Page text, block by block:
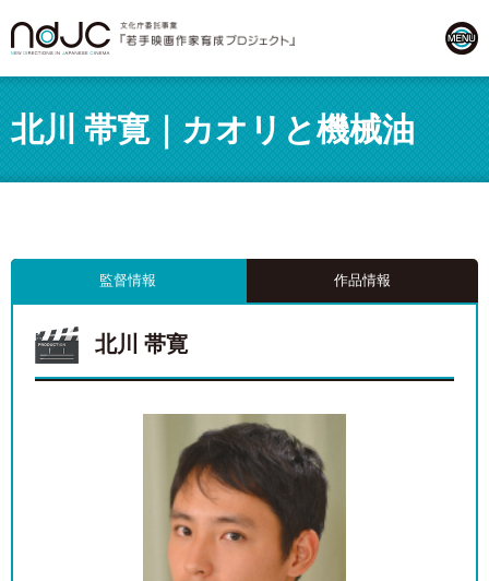
北川 帯寛｜カオリと機械油
監督情報 作品情報
北川 帯寛